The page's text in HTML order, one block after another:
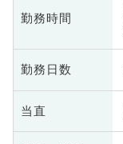
勤務時間
勤務日数
当直